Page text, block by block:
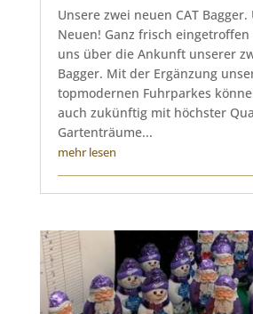
Unsere zwei neuen CAT Bagger.
Neuen! Ganz frisch
uns über die Ankunft unserer
Bagger. Mit der Ergänzung
topmodernen Fuhrparkes
auch zukünftig mit höchster
Gartenträume...
mehr lesen